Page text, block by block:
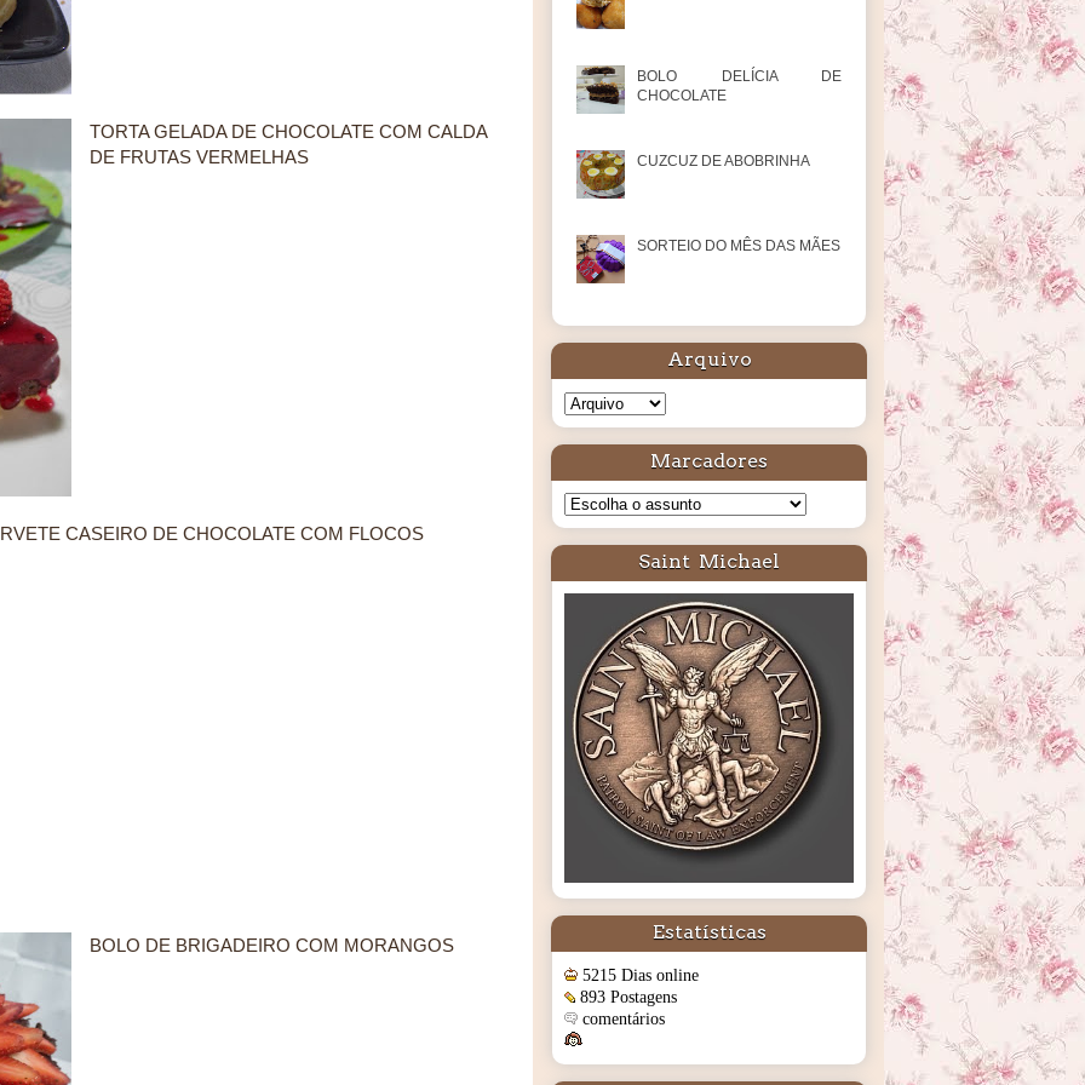
TORTA GELADA DE CHOCOLATE COM CALDA
DE FRUTAS VERMELHAS
CASEIRO DE CHOCOLATE COM FLOCOS
BOLO DE BRIGADEIRO COM MORANGOS
BOLO DELÍCIA DE
CHOCOLATE
CUZCUZ DE ABOBRINHA
SORTEIO DO MÊS DAS MÃES
Arquivo
Marcadores
Saint Michael
Estatísticas
5215 Dias online
893 Postagens
comentários